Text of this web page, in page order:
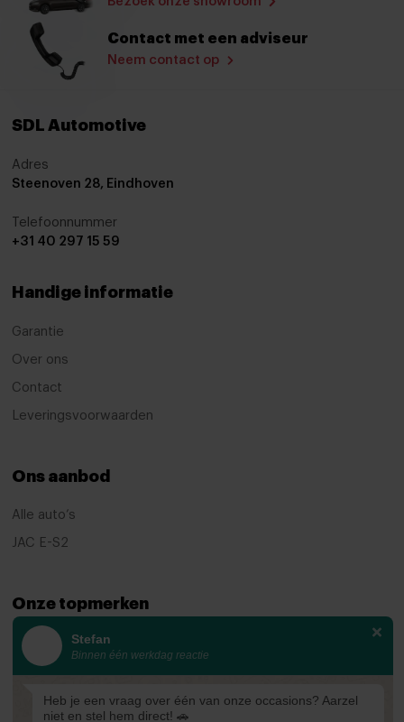
Virtual cockpit
Voorstoelen verwarmd
Zwarte hemelbekleding
Airbag(s) hoofd achter
Airbag(s) knie
Airbag bestuurder
Airbag passagier
Dodehoek detector
dodehoek herkenning
Elektronisch Stabiliteits Programma
Contact met een adviseur
Neem contact op
SDL Automotive
Adres
Steenoven 28, Eindhoven
Telefoonnummer
+31 40 297 15 59
Handige informatie
Garantie
Over ons
Contact
Leveringsvoorwaarden
Ons aanbod
Alle auto’s
JAC E-S2
Onze topmerken
KIA
Ford
Mazda
Stefan
Binnen één werkdag reactie
Heb je een vraag over één van onze occasions? Aarzel
niet en stel hem direct! 🚗